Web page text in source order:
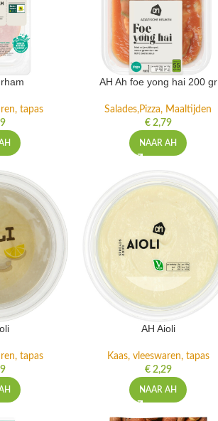
tapas
AH Ah foe yong hai 200 gr
Salades,Pizza, Maaltijden
€2,79
NAAR AH
tapas
AH Aioli
Kaas, vleeswaren, tapas
€2,29
NAAR AH